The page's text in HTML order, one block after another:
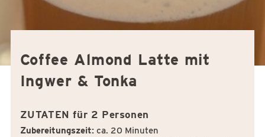
Coffee Almond Latte mit
Ingwer & Tonka
ZUTATEN für 2 Personen
Zubereitungszeit:ca. 20 Minuten